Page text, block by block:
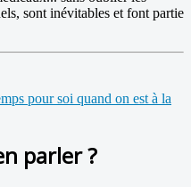
sont inévitables et font partie
pour soi quand on est à la
parler ?